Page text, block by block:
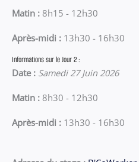
Matin : 8h15 - 12h30
Après-midi : 13h30 - 16h30
Informations sur le Jour 2 :
Date : Samedi 27 Juin 2026
Matin : 8h30 - 12h30
Après-midi : 13h30 - 16h30